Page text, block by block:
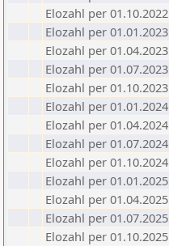
Elozahl per 01.10.2022
Elozahl per 01.01.2023
Elozahl per 01.04.2023
Elozahl per 01.07.2023
Elozahl per 01.10.2023
Elozahl per 01.01.2024
Elozahl per 01.04.2024
Elozahl per 01.07.2024
Elozahl per 01.10.2024
Elozahl per 01.01.2025
Elozahl per 01.04.2025
Elozahl per 01.07.2025
Elozahl per 01.10.2025